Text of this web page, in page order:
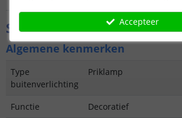
Specificaties
Algemene kenmerken
Type
buitenverlichting
Priklamp
Functie
Decoratief
Accepteer